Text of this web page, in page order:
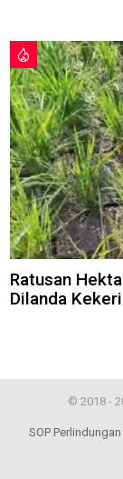
Ratusan
Dilanda
© 2018 -
SOP